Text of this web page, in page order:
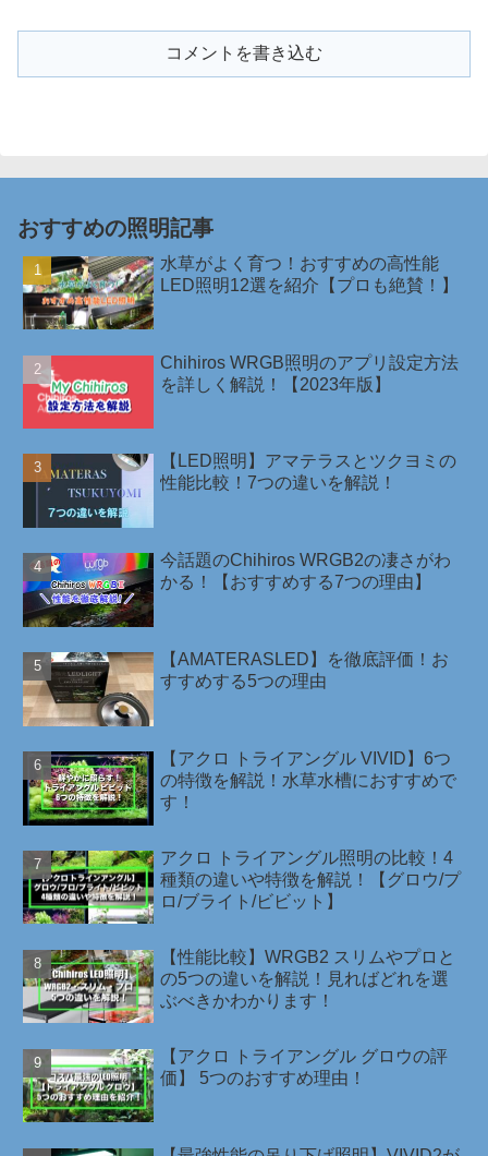
コメントを書き込む
おすすめの照明記事
水草がよく育つ！おすすめの高性能
LED照明12選を紹介【プロも絶賛！】
Chihiros WRGB照明のアプリ設定方法
を詳しく解説！【2023年版】
【LED照明】アマテラスとツクヨミの
性能比較！7つの違いを解説！
今話題のChihiros WRGB2の凄さがわ
かる！【おすすめする7つの理由】
【AMATERASLED】を徹底評価！お
すすめする5つの理由
【アクロ トライアングル VIVID】6つ
の特徴を解説！水草水槽におすすめで
す！
アクロ トライアングル照明の比較！4
種類の違いや特徴を解説！【グロウ/プ
ロ/ブライト/ビビット】
【性能比較】WRGB2 スリムやプロと
の5つの違いを解説！見ればどれを選
ぶべきかわかります！
【アクロ トライアングル グロウの評
価】 5つのおすすめ理由！